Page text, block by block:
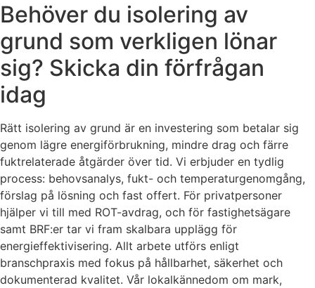
Behöver du isolering av
grund som verkligen lönar
sig? Skicka din förfrågan
idag
Rätt isolering av grund är en investering som betalar sig
genom lägre energiförbrukning, mindre drag och färre
fuktrelaterade åtgärder över tid. Vi erbjuder en tydlig
process: behovsanalys, fukt- och temperaturgenomgång,
förslag på lösning och fast offert. För privatpersoner
hjälper vi till med ROT-avdrag, och för fastighetsägare
samt BRF:er tar vi fram skalbara upplägg för
energieffektivisering. Allt arbete utförs enligt
branschpraxis med fokus på hållbarhet, säkerhet och
dokumenterad kvalitet. Vår lokalkännedom om mark,